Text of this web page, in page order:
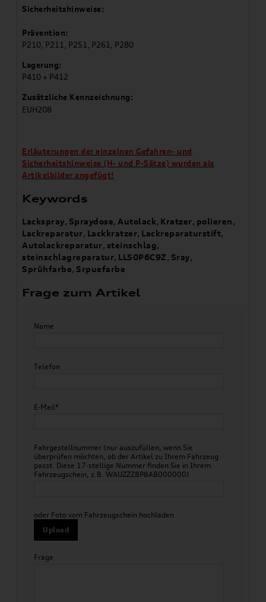
Sicherheitshinweise:
Prävention:
P210, P211, P251, P261, P280
Lagerung:
P410 + P412
Zusätzliche Kennzeichnung:
EUH208
Erläuterungen der einzelnen Gefahren- und
Sicherheitshinweise (H- und P-Sätze) wurden als
Artikelbilder angefügt!
Keywords
Lackspray, Spraydose, Autolack, Kratzer, polieren,
Lackreparatur, Lackkratzer, Lackreparaturstift,
Autolackreparatur, steinschlag,
steinschlagreparatur, LLS0P6C9Z, Sray,
Sprühfarbe, Srpuefarbe
Frage zum Artikel
Name
Telefon
E-Mail*
Fahrgestellnummer (nur auszufüllen, wenn Sie
überprüfen möchten, ob der Artikel zu Ihrem Fahrzeug
passt. Diese 17-stellige Nummer finden Sie in Ihrem
Fahrzeugschein, z.B. WAUZZZ8P8AB000000)
oder Foto vom Fahrzeugschein hochladen
Upload
Frage